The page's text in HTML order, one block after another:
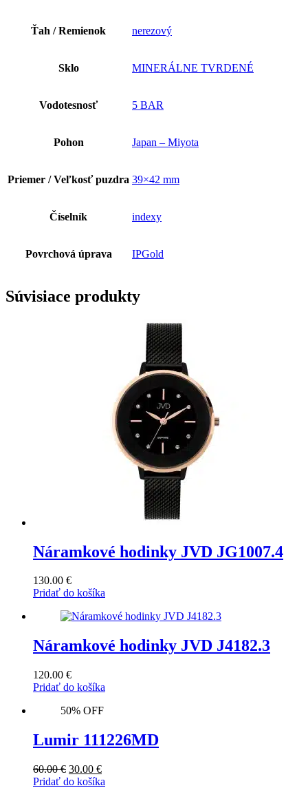
Ťah / Remienok nerezový
Sklo MINERÁLNE TVRDENÉ
Vodotesnosť 5 BAR
Pohon Japan – Miyota
Priemer / Veľkosť puzdra 39×42 mm
Číselník indexy
Povrchová úprava IPGold
Súvisiace produkty
Náramkové hodinky JVD JG1007.4
130.00 €
Pridať do košíka
Náramkové hodinky JVD J4182.3
120.00 €
Pridať do košíka
50% OFF
Lumir 111226MD
60.00€ Original
price
30.00 €Current
price
Pridať do košíka